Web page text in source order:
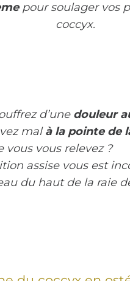
pour soulager vos
coccyx.
d’une douleur
malà la pointe de
vous vous relevez ?
assise vous est
du haut de la raie